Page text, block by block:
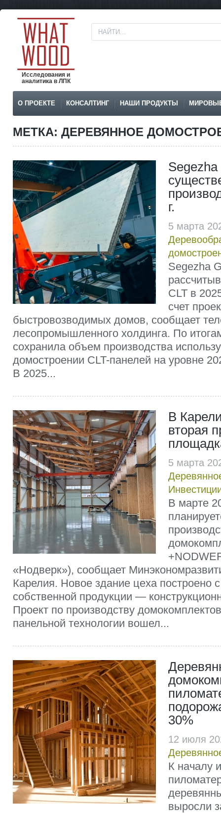
Исследования и
аналитика в ЛПК
О ПРОЕКТЕ КОНСАЛТИНГ НАШИ ПРОДУКТЫ
МЕТКА: ДЕРЕВЯННОЕ
г.
5 марта
Segezha
CLT в
счет
быстровозводимых домов, сообщает
лесопромышленного холдинга. По
сохранила объем производства
домостроении CLT-панелей на уровне
В 2025...
В
вторая
5 марта
В марте
«Нодверк»), сообщает
Карелия. Новое здание цеха построено
собственной продукции —
Проект по производству
панельной технологии вошел...
30%
12 июля
К началу
выросли